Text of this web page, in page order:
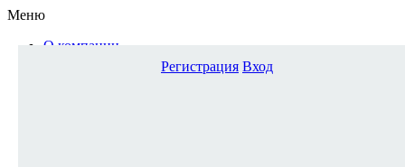
Меню
О компании
Регистрация Вход